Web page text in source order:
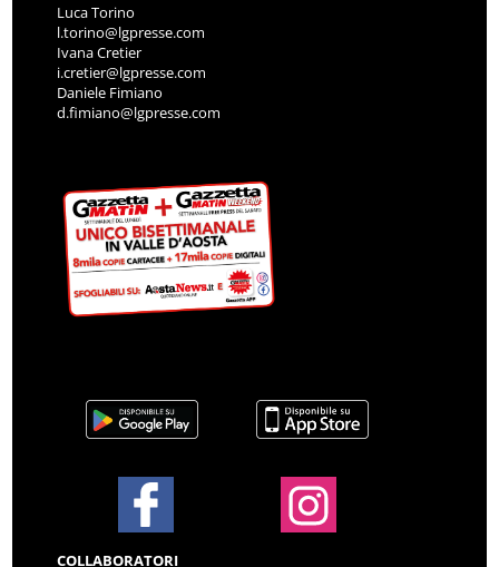
Luca Torino
l.torino@lgpresse.com
Ivana Cretier
i.cretier@lgpresse.com
Daniele Fimiano
d.fimiano@lgpresse.com
COLLABORATORI